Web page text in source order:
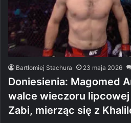
Bartłomiej Stachura 23 maja 2026
Doniesienia: Magomed
walce wieczoru lipcowej
Zabi, mierząc się z